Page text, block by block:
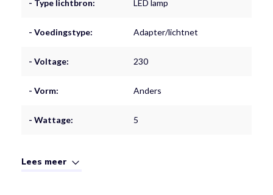
- Type lichtbron: LED lamp
- Voedingstype: Adapter/lichtnet
- Voltage: 230
- Vorm: Anders
- Wattage: 5
Lees meer